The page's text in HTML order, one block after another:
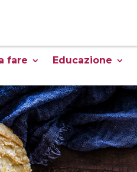
fare Educazione